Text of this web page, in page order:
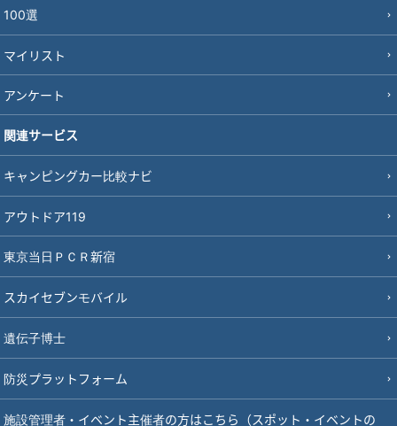
100選
マイリスト
アンケート
関連サービス
キャンピングカー比較ナビ
アウトドア119
東京当日ＰＣＲ新宿
スカイセブンモバイル
遺伝子博士
防災プラットフォーム
施設管理者・イベント主催者の方はこちら（スポット・イベントの